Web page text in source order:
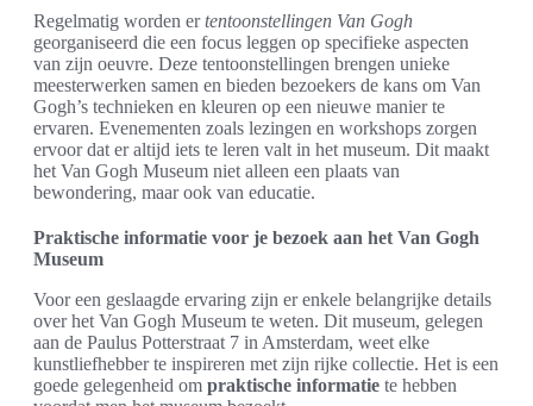
Regelmatig worden ertentoonstellingen Van Gogh
georganiseerd die een focus leggen op specifieke aspecten
van zijn oeuvre. Deze tentoonstellingen brengen unieke
meesterwerken samen en bieden bezoekers de kans om Van
Gogh’s technieken en kleuren op een nieuwe manier te
ervaren. Evenementen zoals lezingen en workshops zorgen
ervoor dat er altijd iets te leren valt in het museum. Dit maakt
het Van Gogh Museum niet alleen een plaats van
bewondering, maar ook van educatie.
Praktische informatie voor je bezoek aan het Van Gogh
Museum
Voor een geslaagde ervaring zijn er enkele belangrijke details
over het Van Gogh Museum te weten. Dit museum, gelegen
aan de Paulus Potterstraat 7 in Amsterdam, weet elke
kunstliefhebber te inspireren met zijn rijke collectie. Het is een
goede gelegenheid om praktische informatie te hebben